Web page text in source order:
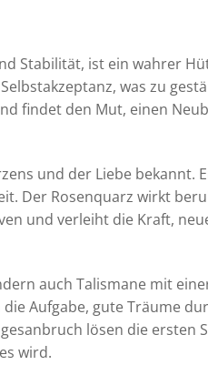
Stabilität, ist ein wahrer
was zu
findet den Mut, einen
und der Liebe bekannt.
Der Rosenquarz wirkt
und verleiht die Kraft,
auch Talismane mit
Aufgabe, gute Träume
lösen die
wird.